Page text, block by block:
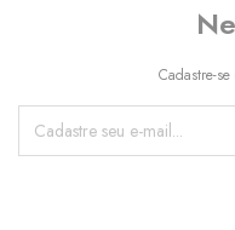
Cadastre-